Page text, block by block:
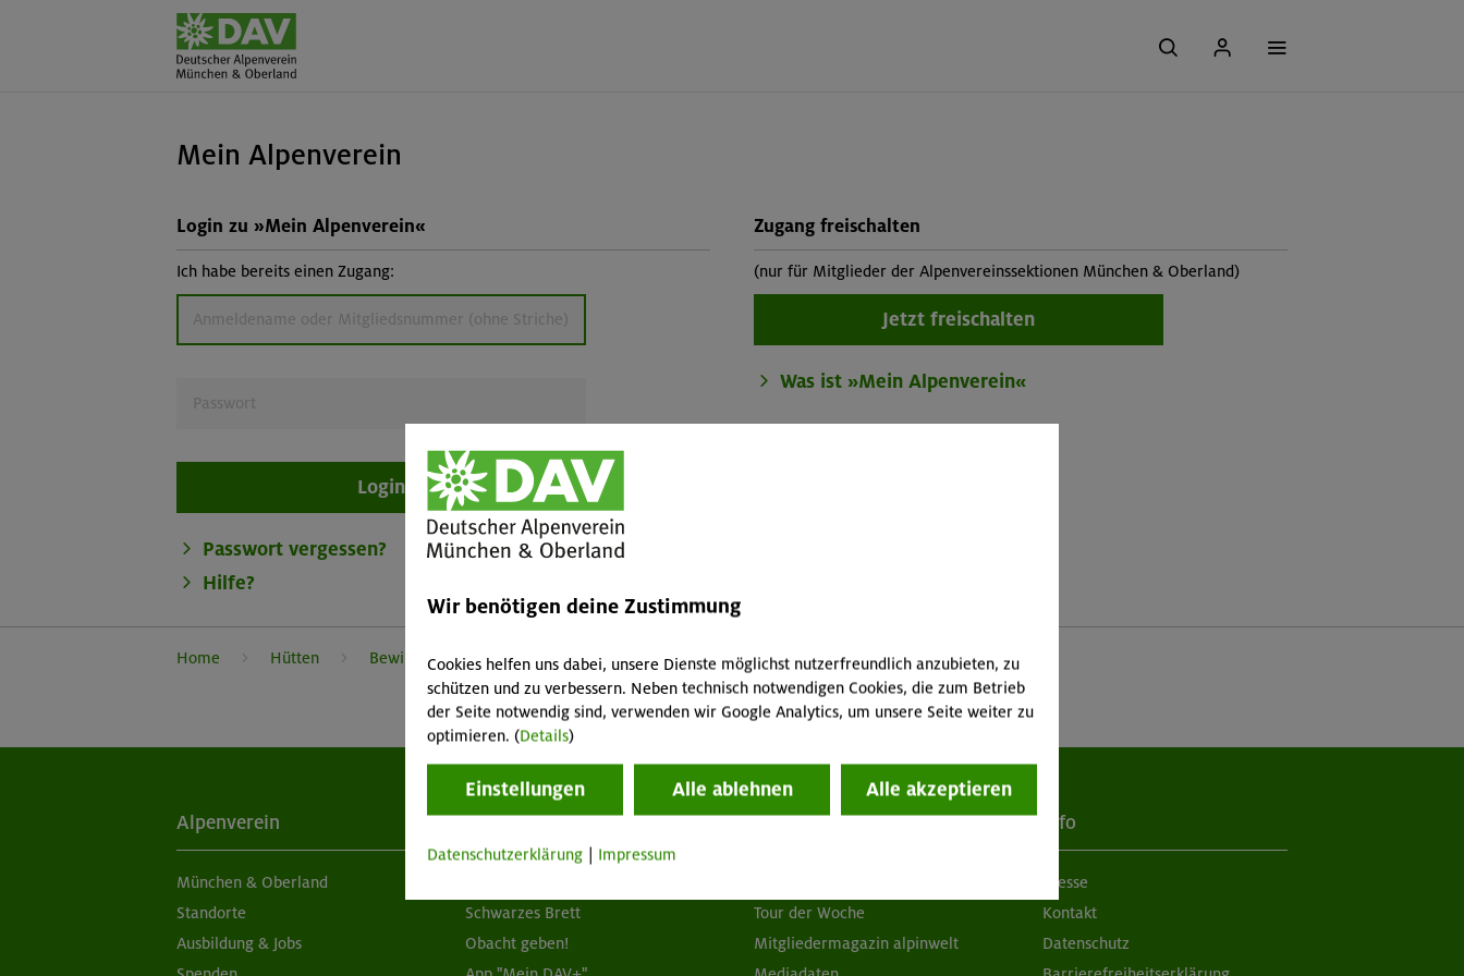
Mein Alpenverein
Login zu »Mein Alpenverein«
Ich habe bereits einen Zugang:
Login
Passwort vergessen?
Hilfe?
Zugang freischalten
(nur für Mitglieder der Alpenvereinssektionen München & Oberland)
Jetzt freischalten
Was ist »Mein Alpenverein«
Home Hütten Bewirtschaftete Hütten
Alpenverein
München & Oberland
Standorte
Ausbildung & Jobs
Aktuelles
Schwarzes Brett
Obacht geben!
Services
Tour der Woche
Mitgliedermagazin alpinwelt
Info
Presse
Kontakt
Datenschutz
Wir benötigen deine Zustimmung
Cookies helfen uns dabei, unsere Dienste möglichst nutzerfreundlich anzubieten, zu
schützen und zu verbessern. Neben technisch notwendigen Cookies, die zum Betrieb
der Seite notwendig sind, verwenden wir Google Analytics, um unsere Seite weiter zu
optimieren. (Details)
Einstellungen Alle ablehnen Alle akzeptieren
Datenschutzerklärung | Impressum